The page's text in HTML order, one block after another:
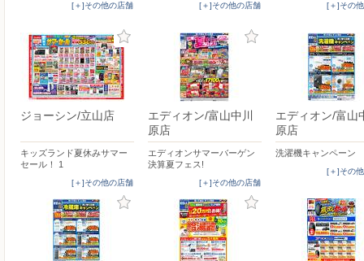
[＋]その他の店舗 [＋]その他の店舗 [＋]その
ジョーシン/立山店
キッズランド夏休みサマー
セール！ 1
[＋]その他の店舗
エディオン/富山中川
原店
エディオンサマーバーゲン
決算夏フェス!
[＋]その他の店舗
エディオン/富山
原店
洗濯機キャンペーン
[＋]その